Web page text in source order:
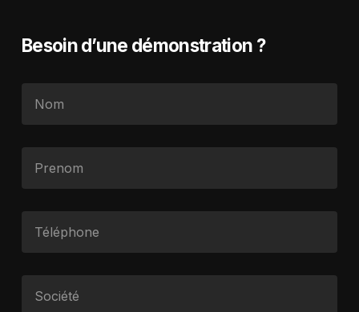
Besoin d’une démonstration ?